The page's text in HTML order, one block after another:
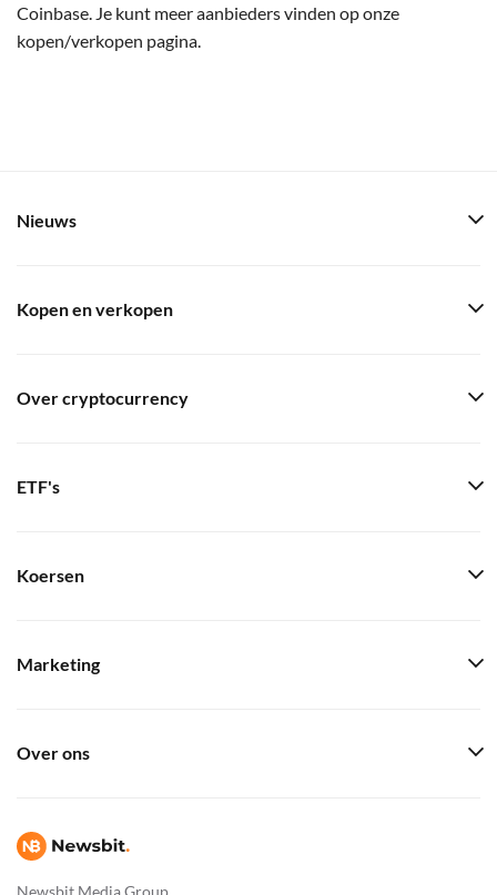
Coinbase. Je kunt meer aanbieders vinden op onze
kopen/verkopen pagina.
Newsbit Media Group
Nieuws
Kopen en verkopen
Over cryptocurrency
ETF's
Koersen
Marketing
Over ons